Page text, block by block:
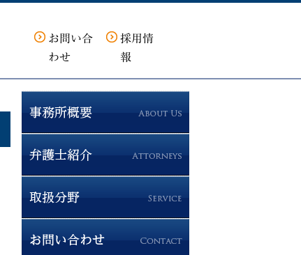
お問い合
わせ
採用情
報